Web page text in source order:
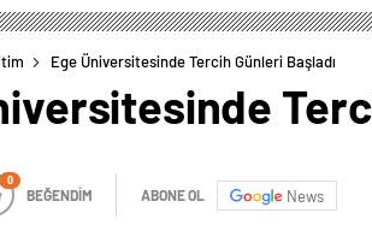
Ege Üniversitesinde Tercih Günleri Başladı
0
BEĞENDİM ABONE OL News